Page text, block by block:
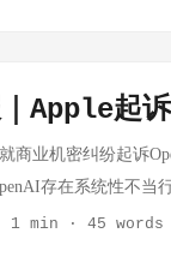
年）。《时代》
论场完成了从"跟随
宇树一家，而是对整
标志着大型重载人
Apple起
商业机密纠纷起诉
存在系统性不当
于OpenAI据报正寻
1 min · 45 words